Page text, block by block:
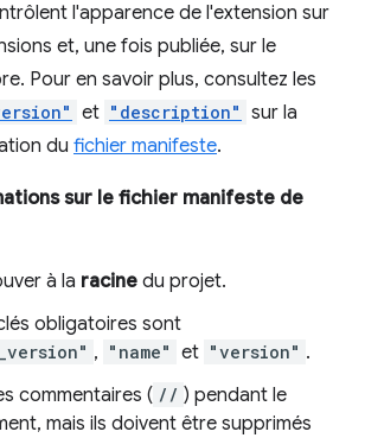
l'apparence de l'extension sur
et, une fois publiée, sur le
Pour en savoir plus, consultez les
et "description" sur la
du fichier manifeste.
sur le fichier manifeste de
à la racine du projet.
obligatoires sont
, "name" et "version" .
commentaires ( // ) pendant le
mais ils doivent être supprimés